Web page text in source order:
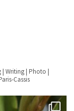
| Writing | Photo |
Cassis